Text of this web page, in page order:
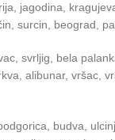
jagodina,
surcin, beograd,
svrljig, bela
alibunar,
budva,